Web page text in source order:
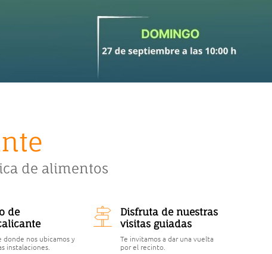
de alimentos
de
donde nos ubicamos y
instalaciones.
Disfruta de nuestras
visitas guiadas
Te invitamos a dar una vuelta
por el recinto.